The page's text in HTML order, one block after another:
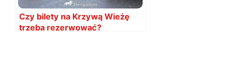
Czy bilety na Krzywą Wieżę
trzeba rezerwować?